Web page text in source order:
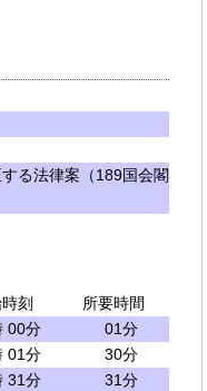
る法律案（189国会閣
刻
所要時間
00分
01分
01分
30分
31分
31分